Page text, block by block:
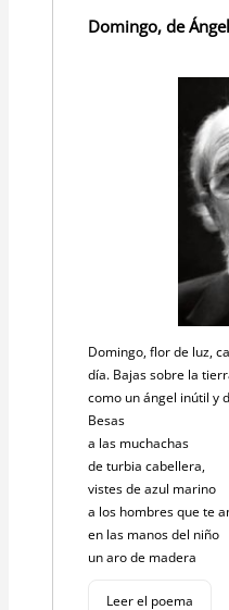
Domingo, de
Domingo, flor de luz,
día. Bajas sobre la
como un ángel inútil y
Besas
a las muchachas
de turbia cabellera,
vistes de azul marino
a los hombres que te
en las manos del niño
un aro de madera
Leer el poema